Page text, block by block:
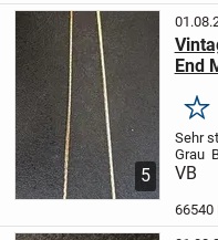
5
End
Sehr
Grau
einfach
VB
66540